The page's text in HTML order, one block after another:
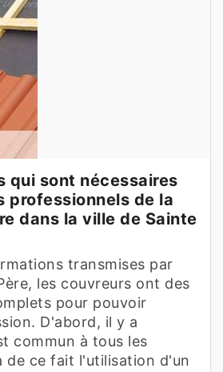
qui sont nécessaires
professionnels de la
dans la ville de Sainte
transmises par
les couvreurs ont des
pour pouvoir
D'abord, il y a
commun à tous les
de ce fait l'utilisation d'un